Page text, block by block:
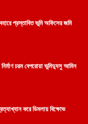
প্রস্তাবিত ভূমি অফিসের জমি
চরম বেপরোয়া ভুমিদ্যুসু আমিন
করে ডিমলায় বিক্ষোভ